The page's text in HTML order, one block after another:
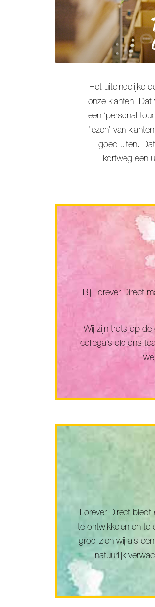
Het uiteindelijke
onze klanten. Dat
een ‘personal
‘lezen’ van
goed uiten.
kortweg een
Bij Forever Direct
Wij zijn trots op de
collega’s die ons
Forever Direct
te ontwikkelen en te
groei zien wij als
natuurlijk